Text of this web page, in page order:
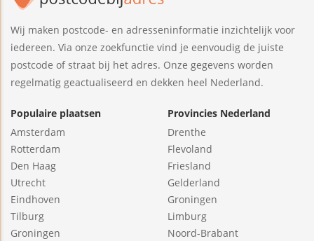
Wij maken postcode- en adresseninformatie inzichtelijk voor
iedereen. Via onze zoekfunctie vind je eenvoudig de juiste
postcode of straat bij het adres. Onze gegevens worden
regelmatig geactualiseerd en dekken heel Nederland.
Populaire plaatsen
Amsterdam
Rotterdam
Den Haag
Utrecht
Eindhoven
Tilburg
Groningen
Provincies Nederland
Drenthe
Flevoland
Friesland
Gelderland
Groningen
Limburg
Noord-Brabant